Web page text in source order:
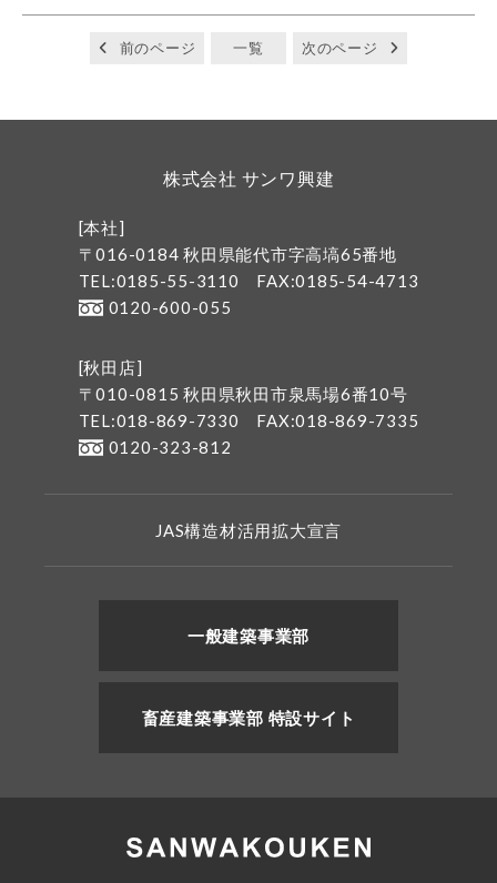
前のページ 一覧 次のページ
株式会社 サンワ興建
[本社]
〒016-0184 秋田県能代市字高塙65番地
TEL:0185-55-3110
FAX:0185-54-4713
0120-600-055
[秋田店]
〒010-0815 秋田県秋田市泉馬場6番10号
TEL:018-869-7330
FAX:018-869-7335
0120-323-812
JAS構造材活用拡大宣言
一般建築事業部
畜産建築事業部 特設サイト